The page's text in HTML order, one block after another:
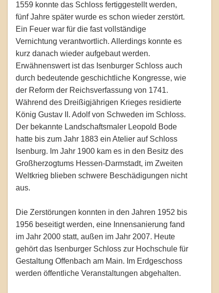
1559 konnte das Schloss fertiggestellt werden,
fünf Jahre später wurde es schon wieder zerstört.
Ein Feuer war für die fast vollständige
Vernichtung verantwortlich. Allerdings konnte es
kurz danach wieder aufgebaut werden.
Erwähnenswert ist das Isenburger Schloss auch
durch bedeutende geschichtliche Kongresse, wie
der Reform der Reichsverfassung von 1741.
Während des Dreißigjährigen Krieges residierte
König Gustav II. Adolf von Schweden im Schloss.
Der bekannte Landschaftsmaler Leopold Bode
hatte bis zum Jahr 1883 ein Atelier auf Schloss
Isenburg. Im Jahr 1900 kam es in den Besitz des
Großherzogtums Hessen-Darmstadt, im Zweiten
Weltkrieg blieben schwere Beschädigungen nicht
aus.
Die Zerstörungen konnten in den Jahren 1952 bis
1956 beseitigt werden, eine Innensanierung fand
im Jahr 2000 statt, außen im Jahr 2007. Heute
gehört das Isenburger Schloss zur Hochschule für
Gestaltung Offenbach am Main. Im Erdgeschoss
werden öffentliche Veranstaltungen abgehalten.